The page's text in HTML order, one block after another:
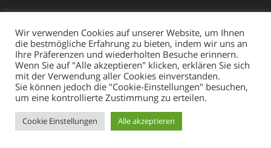
Instagram
Mit Stolz präsentiert von WordPress
Wir verwenden Cookies auf unserer Website, um Ihnen
die bestmögliche Erfahrung zu bieten, indem wir uns an
Ihre Präferenzen und wiederholten Besuche erinnern.
Wenn Sie auf "Alle akzeptieren" klicken, erklären Sie sich
mit der Verwendung aller Cookies einverstanden.
Sie können jedoch die "Cookie-Einstellungen" besuchen,
um eine kontrollierte Zustimmung zu erteilen.
Cookie Einstellungen Alle akzeptieren